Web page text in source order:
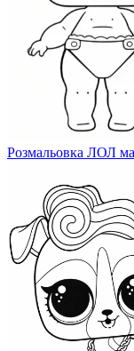
Розмальовка ЛОЛ